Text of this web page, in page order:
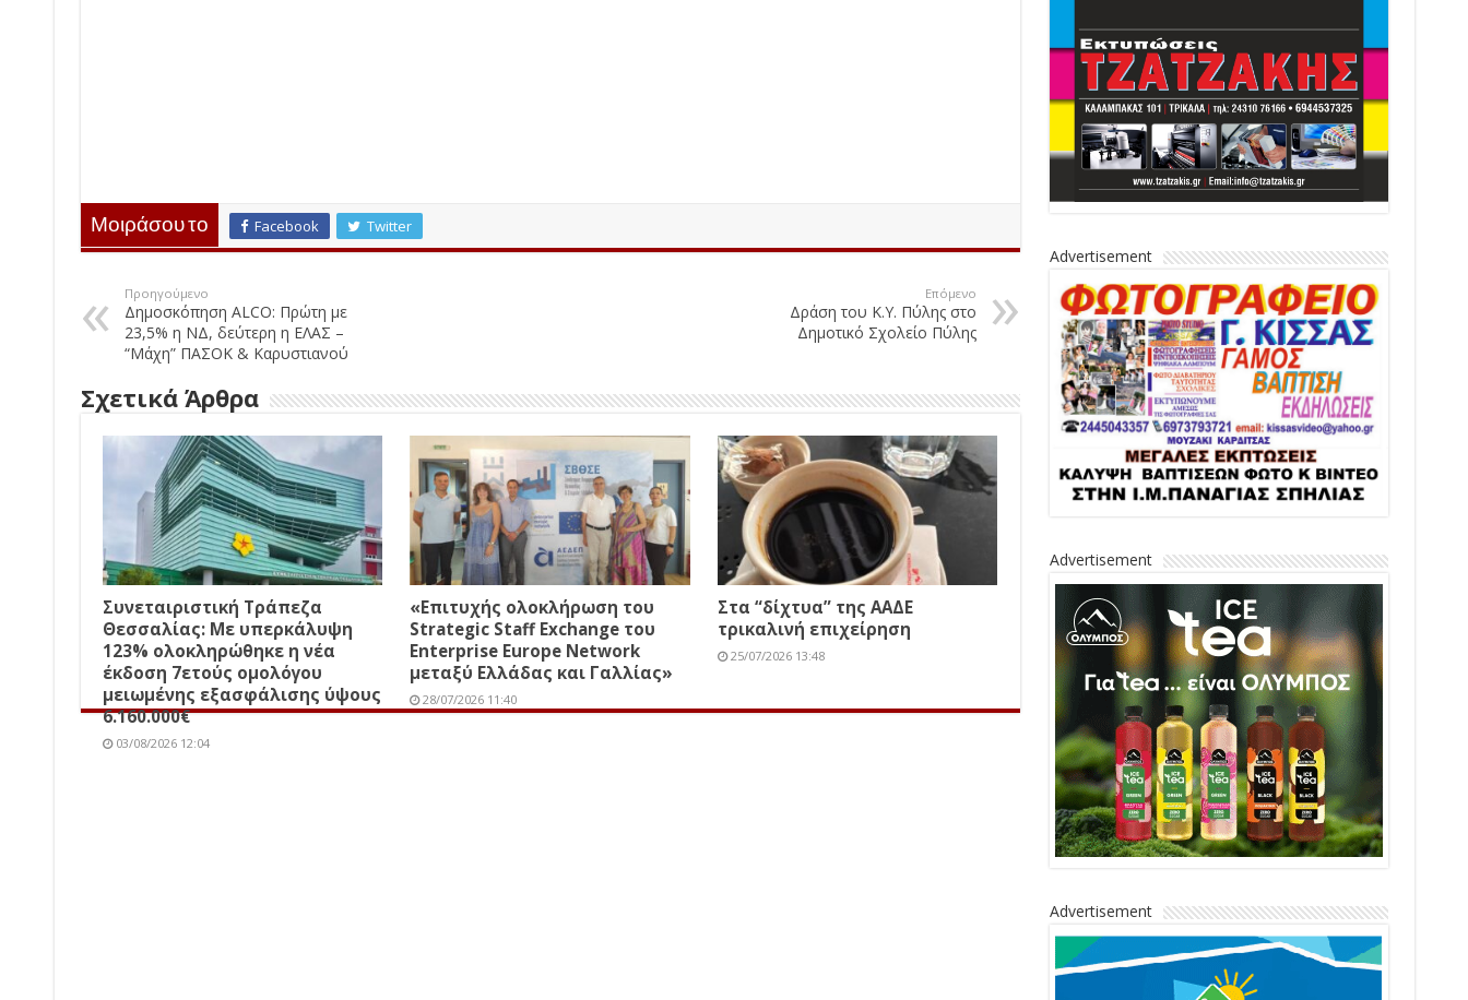
Μοιράσου το Facebook Twitter
Προηγούμενο
Δημοσκόπηση ALCO: Πρώτη με
23,5% η ΝΔ, δεύτερη η ΕΛΑΣ –
“Μάχη” ΠΑΣΟΚ & Καρυστιανού
Επόμενο
Δράση του Κ.Υ. Πύλης στο
Δημοτικό Σχολείο Πύλης
Σχετικά Άρθρα
Συνεταιριστική Τράπεζα
Θεσσαλίας: Με υπερκάλυψη
123% ολοκληρώθηκε η νέα
έκδοση 7ετούς ομολόγου
μειωμένης εξασφάλισης ύψους
6.160.000€
03/08/2026 12:04
«Επιτυχής ολοκλήρωση του
Strategic Staff Exchange του
Enterprise Europe Network
μεταξύ Ελλάδας και Γαλλίας»
28/07/2026 11:40
Στα “δίχτυα” της ΑΑΔΕ
τρικαλινή επιχείρηση
25/07/2026 13:48
Advertisement
Advertisement
Advertisement